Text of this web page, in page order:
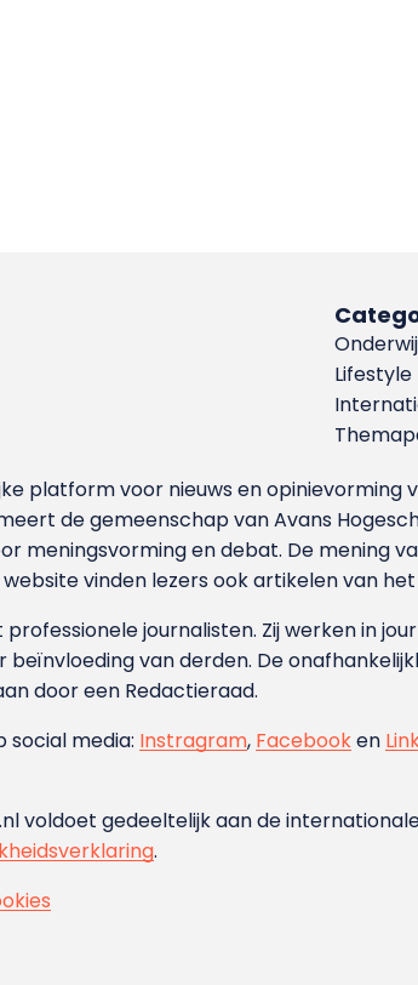
Lifestyle
platform voor nieuws en
de gemeenschap van Avans
meningsvorming en debat. De mening
vinden lezers ook artikelen van
journalisten. Zij werken in
beïnvloeding van derden. De
door een Redactieraad.
social media: Instragram, Facebooken
voldoet gedeeltelijk aan de
.